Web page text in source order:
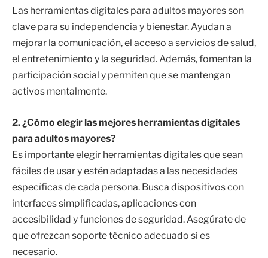
Las herramientas digitales para adultos mayores son
clave para su independencia y bienestar. Ayudan a
mejorar la comunicación, el acceso a servicios de salud,
el entretenimiento y la seguridad. Además, fomentan la
participación social y permiten que se mantengan
activos mentalmente.
2. ¿Cómo elegir las mejores herramientas digitales
para adultos mayores?
Es importante elegir herramientas digitales que sean
fáciles de usar y estén adaptadas a las necesidades
específicas de cada persona. Busca dispositivos con
interfaces simplificadas, aplicaciones con
accesibilidad y funciones de seguridad. Asegúrate de
que ofrezcan soporte técnico adecuado si es
necesario.